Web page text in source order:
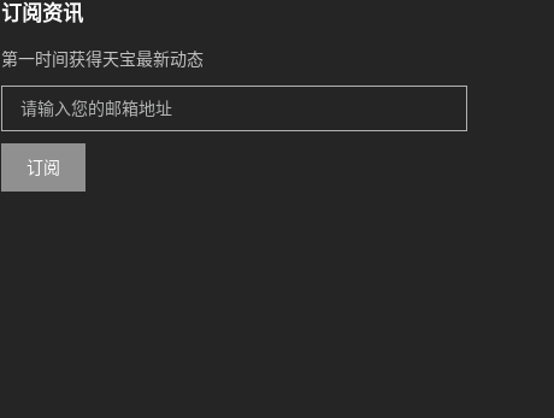
订阅资讯
第一时间获得天宝最新动态
订阅